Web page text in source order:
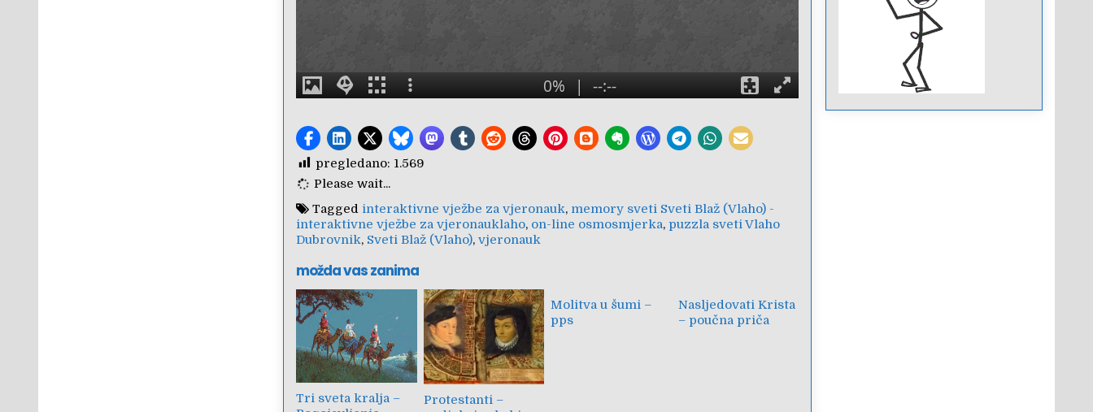
pregledano: 1.569
Please wait...
Tagged interaktivne vježbe za vjeronauk, memory sveti Sveti Blaž (Vlaho) -
interaktivne vježbe za vjeronauklaho, on-line osmosmjerka,puzzla sveti Vlaho
Dubrovnik, Sveti Blaž (Vlaho),vjeronauk
možda vas zanima
Tri sveta kralja –
Protestanti –
Molitva u šumi –
pps
Nasljedovati Krista
– poučna priča